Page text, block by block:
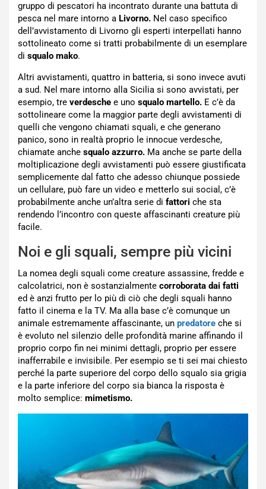
gruppo di pescatori ha incontrato durante una battuta di
pesca nel mare intorno a Livorno. Nel caso specifico
dell’avvistamento di Livorno gli esperti interpellati hanno
sottolineato come si tratti probabilmente di un esemplare
di squalo mako.
Altri avvistamenti, quattro in batteria, si sono invece avuti
a sud. Nel mare intorno alla Sicilia si sono avvistati, per
esempio, tre verdesche e uno squalo martello. E c’è da
sottolineare come la maggior parte degli avvistamenti di
quelli che vengono chiamati squali, e che generano
panico, sono in realtà proprio le innocue verdesche,
chiamate anche squalo azzurro. Ma anche se parte della
moltiplicazione degli avvistamenti può essere giustificata
semplicemente dal fatto che adesso chiunque possiede
un cellulare, può fare un video e metterlo sui social, c’è
probabilmente anche un’altra serie di fattori che sta
rendendo l’incontro con queste affascinanti creature più
facile.
Noi e gli squali, sempre più vicini
La nomea degli squali come creature assassine, fredde e
calcolatrici, non è sostanzialmente corroborata dai fatti
ed è anzi frutto per lo più di ciò che degli squali hanno
fatto il cinema e la TV. Ma alla base c’è comunque un
animale estremamente affascinante, un predatore che si
è evoluto nel silenzio delle profondità marine affinando il
proprio corpo fin nei minimi dettagli, proprio per essere
inafferrabile e invisibile. Per esempio se ti sei mai chiesto
perché la parte superiore del corpo dello squalo sia grigia
e la parte inferiore del corpo sia bianca la risposta è
molto semplice: mimetismo.